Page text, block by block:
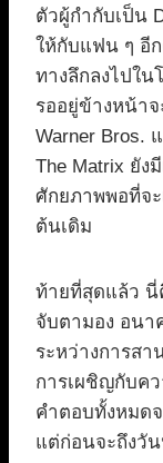
ตัวผู้กำกับเป็น
ให้กับแฟน ๆ อี
ทางลึกลงไปใน
รออยู่ข้างหน้า
Warner Bros.
The Matrix ยัง
ศักยภาพพอที่จ
ต้นเดิม
ท้ายที่สุดแล้ว นี่
จับตามอง อนา
ระหว่างการส
การเผชิญกับค
คำตอบทั้งหมด
แต่ก่อนจะถึงวั